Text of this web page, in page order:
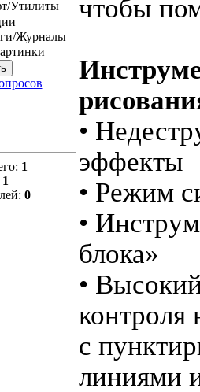
Утилиты
Журналы
1
1
0
чтобы
•
эффекты
• Режим
•
блока»
•
контроля
с
линиями